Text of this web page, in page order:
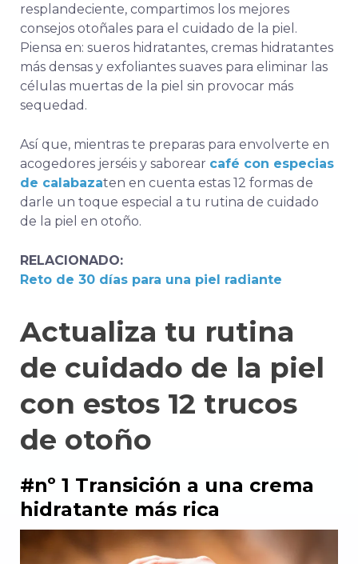
resplandeciente, compartimos los mejores
consejos otoñales para el cuidado de la piel.
Piensa en: sueros hidratantes, cremas hidratantes
más densas y exfoliantes suaves para eliminar las
células muertas de la piel sin provocar más
sequedad.
Así que, mientras te preparas para envolverte en
acogedores jerséis y saborear café con especias
de calabazaten en cuenta estas 12 formas de
darle un toque especial a tu rutina de cuidado
de la piel en otoño.
RELACIONADO:
Reto de 30 días para una piel radiante
Actualiza tu rutina
de cuidado de la piel
con estos 12 trucos
de otoño
#nº 1 Transición a una crema
hidratante más rica